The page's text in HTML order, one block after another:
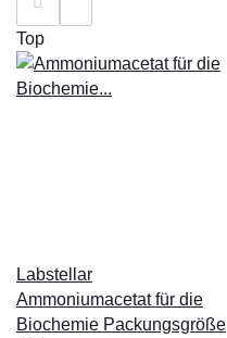
Top
Labstellar
Ammoniumacetat für die
Biochemie Packungsgröße